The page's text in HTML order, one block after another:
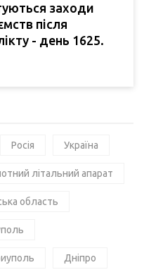
заходи
після
- день 1625.
Росія Україна
літальний апарат
область
Дніпро